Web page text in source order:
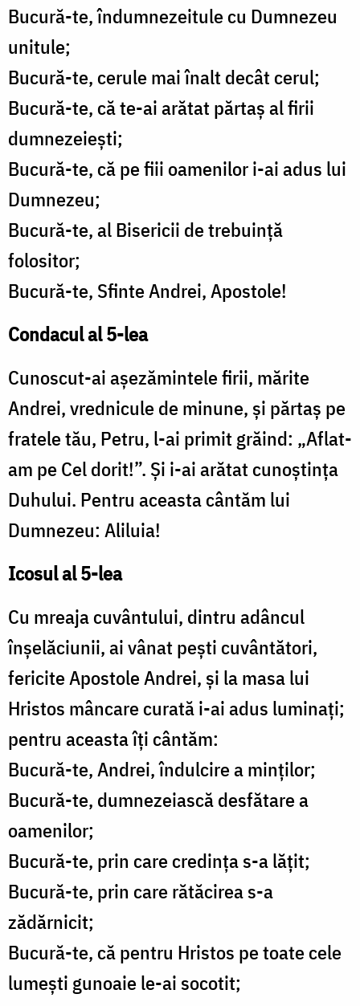
Bucură-te, îndumnezeitule cu Dumnezeu
unitule;
Bucură-te, cerule mai înalt decât cerul;
Bucură-te, că te-ai arătat părtaş al firii
dumnezeieşti;
Bucură-te, că pe fiii oamenilor i-ai adus lui
Dumnezeu;
Bucură-te, al Bisericii de trebuinţă
folositor;
Bucură-te, Sfinte Andrei, Apostole!
Condacul al 5-lea
Cunoscut-ai aşezămintele firii, mărite
Andrei, vrednicule de minune, şi părtaş pe
fratele tău, Petru, l-ai primit grăind: „Aflat-
am pe Cel dorit!”. Şi i-ai arătat cunoştinţa
Duhului. Pentru aceasta cântăm lui
Dumnezeu: Aliluia!
Icosul al 5-lea
Cu mreaja cuvântului, dintru adâncul
înşelăciunii, ai vânat peşti cuvântători,
fericite Apostole Andrei, şi la masa lui
Hristos mâncare curată i-ai adus luminaţi;
pentru aceasta îţi cântăm:
Bucură-te, Andrei, îndulcire a minţilor;
Bucură-te, dumnezeiască desfătare a
oamenilor;
Bucură-te, prin care credinţa s-a lăţit;
Bucură-te, prin care rătăcirea s-a
zădărnicit;
Bucură-te, că pentru Hristos pe toate cele
lumeşti gunoaie le-ai socotit;